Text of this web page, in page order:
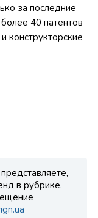
за последние
40 патентов
конструкторские
в рубрике,